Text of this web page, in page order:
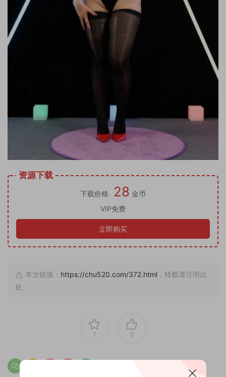
资源下载
下载价格 28 金币
VIP免费
立即购买
本文链接： https://chu520.com/372.html ，转载请注明出
处。
7 0